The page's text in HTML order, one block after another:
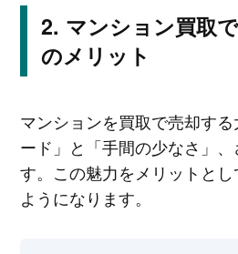
マンション買取
のメリット
マンションを買取で売却す
ード」と「手間の少なさ」
す。この魅力をメリットと
ようになります。